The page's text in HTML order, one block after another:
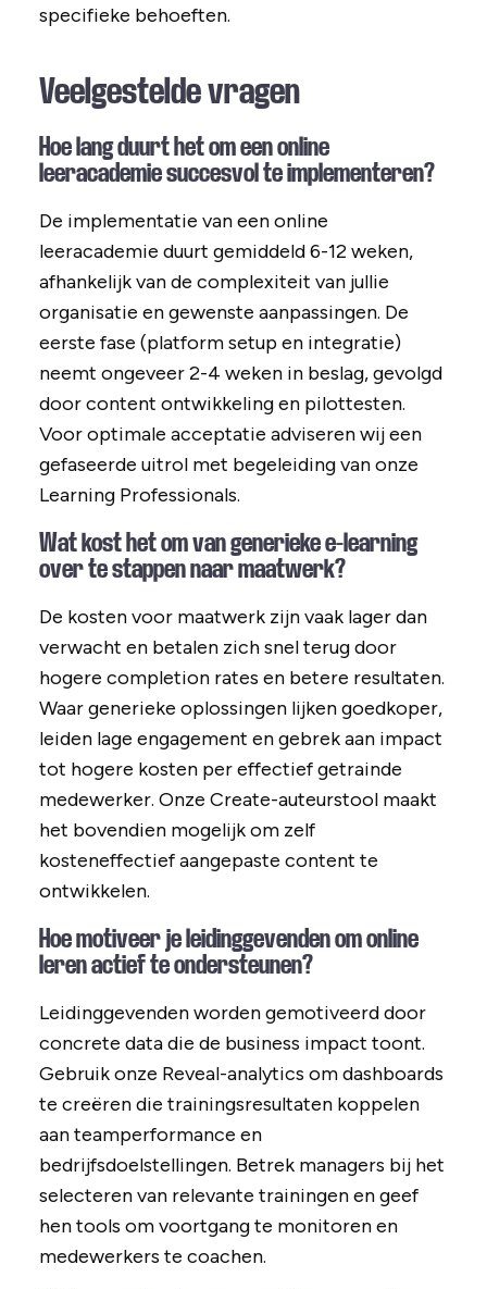
specifieke behoeften.
Veelgestelde vragen
Hoe lang duurt het om een online
leeracademie succesvol te implementeren?
De implementatie van een online
leeracademie duurt gemiddeld 6-12 weken,
afhankelijk van de complexiteit van jullie
organisatie en gewenste aanpassingen. De
eerste fase (platform setup en integratie)
neemt ongeveer 2-4 weken in beslag, gevolgd
door content ontwikkeling en pilottesten.
Voor optimale acceptatie adviseren wij een
gefaseerde uitrol met begeleiding van onze
Learning Professionals.
Wat kost het om van generieke e-learning
over te stappen naar maatwerk?
De kosten voor maatwerk zijn vaak lager dan
verwacht en betalen zich snel terug door
hogere completion rates en betere resultaten.
Waar generieke oplossingen lijken goedkoper,
leiden lage engagement en gebrek aan impact
tot hogere kosten per effectief getrainde
medewerker. Onze Create-auteurstool maakt
het bovendien mogelijk om zelf
kosteneffectief aangepaste content te
ontwikkelen.
Hoe motiveer je leidinggevenden om online
leren actief te ondersteunen?
Leidinggevenden worden gemotiveerd door
concrete data die de business impact toont.
Gebruik onze Reveal-analytics om dashboards
te creëren die trainingsresultaten koppelen
aan teamperformance en
bedrijfsdoelstellingen. Betrek managers bij het
selecteren van relevante trainingen en geef
hen tools om voortgang te monitoren en
medewerkers te coachen.